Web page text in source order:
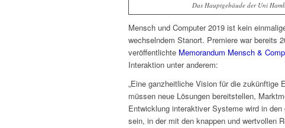
Das Hauptgebäude der Uni
Mensch und Computer 2019 ist kein
wechselndem Stanort. Premiere war bereits
veröffentlichte Memorandum Mensch &
Interaktion unter anderem:
„Eine ganzheitliche Vision für die zukünftige
müssen neue Lösungen bereitstellen,
Entwicklung interaktiver Systeme wird in
sein, in der mit den knappen und wertvollen